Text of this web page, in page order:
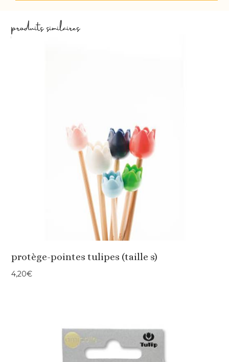
produits similaires
protège-pointes tulipes (taille s)
4,20€